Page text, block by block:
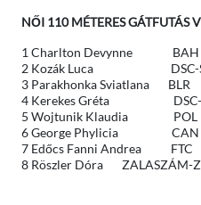
NŐI 110 MÉTERES GÁTFUTÁS
1 Charlton Devynne
2 Kozák Luca DSC-
3 Parakhonka Sviatlana
4 Kerekes Gréta DSC-
5 Wojtunik Klaudia
6 George Phylicia
7 Edőcs Fanni Andrea
8 Röszler Dóra